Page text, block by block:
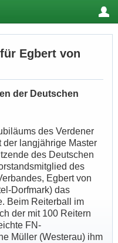
Egbert von
der Deutschen
des Verdener
langjährige Master
des Deutschen
des
Egbert von
Dorfmark) das
Beim Reiterball im
der mit 100 Reitern
FN-
Müller (Westerau) ihm